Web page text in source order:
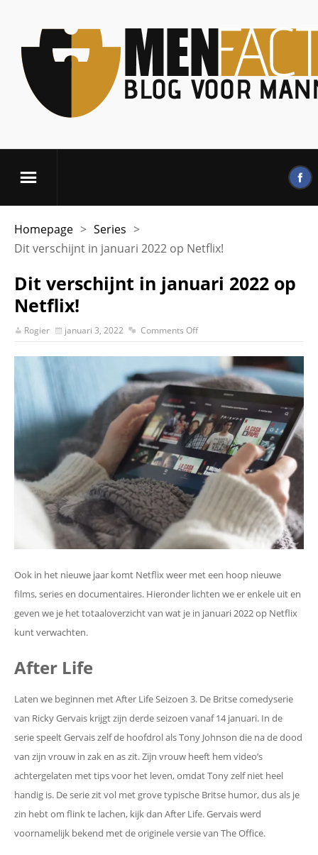
Homepage > Series >
Dit verschijnt in januari 2022 op Netflix!
Dit verschijnt in januari 2022 op
Netflix!
Rogier januari 3, 2022 Comments Off
Ook in het nieuwe jaar komt Netflix weer met een hoop nieuwe
films, series en documentaires. Hieronder lichten we er enkele uit en
geven we je het totaaloverzicht van wat je in januari 2022 op Netflix
kunt verwachten.
After Life
Laten we beginnen met After Life Seizoen 3. De Britse comedyserie
van Ricky Gervais krijgt zijn derde seizoen vanaf 14 januari. In de
serie speelt Gervais zelf de hoofdrol als Tony Johnson die na de dood
van zijn vrouw in zak en as zit. Zijn vrouw heeft hem video’s
achtergelaten met tips voor het leven, omdat Tony zelf niet heel
handig is. De serie zit vol met grove typische Britse humor, dus als je
zin hebt om flink te lachen, kijk dan After Life. Gervais werd
voornamelijk bekend met de originele versie van The Office.